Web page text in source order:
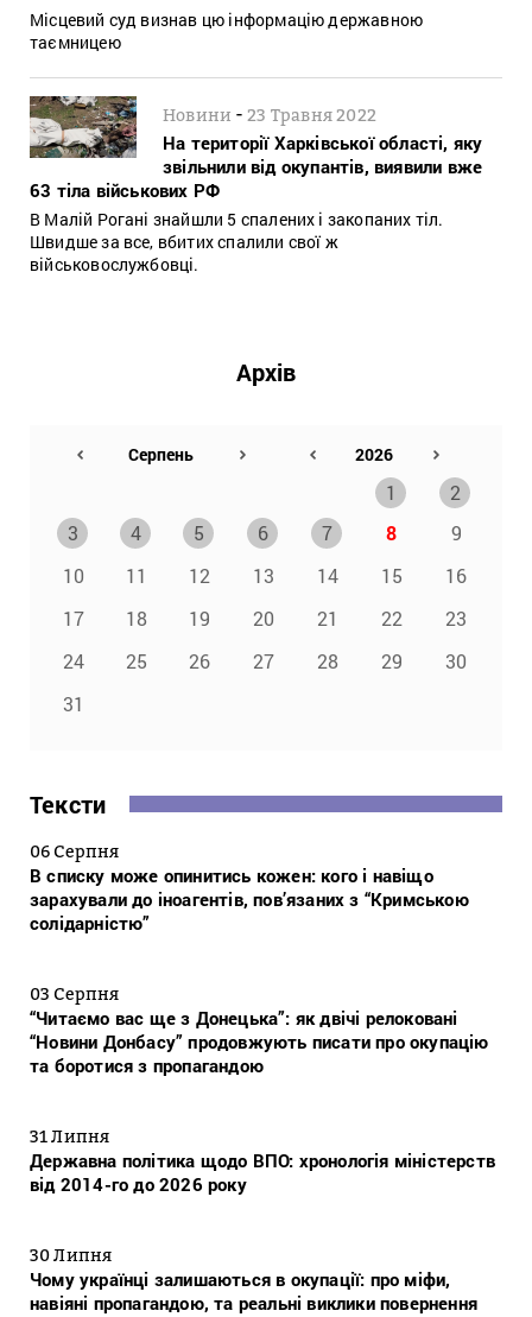
Місцевий суд визнав цю інформацію державною
таємницею
Новини -23 Травня 2022
На території Харківської області, яку
звільнили від окупантів, виявили вже
63 тіла військових РФ
В Малій Рогані знайшли 5 спалених і закопаних тіл.
Швидше за все, вбитих спалили свої ж
військовослужбовці.
Архів
1
2
3
4 5 6 7 8
9
10
11 12 13 14 15
16
17
18 19 20 21 22
23
24
25 26 27 28 29
30
31
Тексти
06 Серпня
В списку може опинитись кожен: кого і навіщо
зарахували до іноагентів, пов’язаних з “Кримською
солідарністю”
03 Серпня
“Читаємо вас ще з Донецька”: як двічі релоковані
“Новини Донбасу” продовжують писати про окупацію
та боротися з пропагандою
31 Липня
Державна політика щодо ВПО: хронологія міністерств
від 2014-го до 2026 року
30 Липня
Чому українці залишаються в окупації: про міфи,
навіяні пропагандою, та реальні виклики повернення